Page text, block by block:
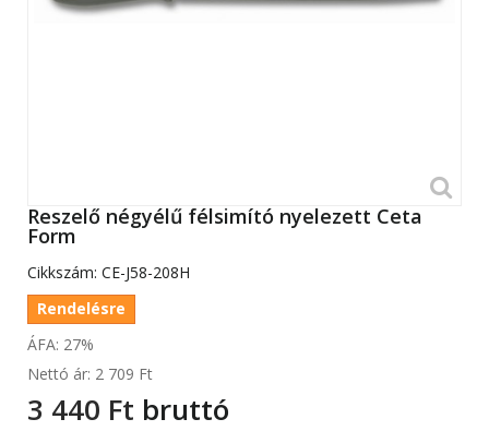
Reszelő négyélű félsimító nyelezett Ceta
Form
Cikkszám: CE-J58-208H
Rendelésre
ÁFA: 27%
Nettó ár: 2 709 Ft‎
3 440 Ft‎ bruttó